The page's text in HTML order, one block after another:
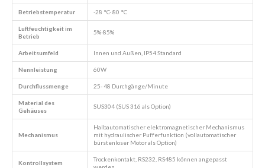
Betriebstemperatur -28 °C- 80 °C
Luftfeuchtigkeit im
Betrieb
5%-85%
Arbeitsumfeld Innen und Außen, IP54 Standard
Nennleistung 60W
Durchflussmenge 25- 48 Durchgänge/Minute
Material des
Gehäuses
SUS304 (SUS 316 als Option)
Mechanismus
Halbautomatischer elektromagnetischer Mechanismus
mit hydraulischer Pufferfunktion (vollautomatischer
bürstenloser Motor als Option)
Kontrollsystem
Trockenkontakt, RS232, RS485 können angepasst